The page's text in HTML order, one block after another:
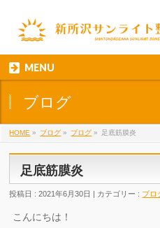
MENU
ブログ
HOME » ブログ » ブログ » 足底筋膜炎
足底筋膜炎
投稿日 : 2021年6月30日 | カテゴリー : ブロ
こんにちは！